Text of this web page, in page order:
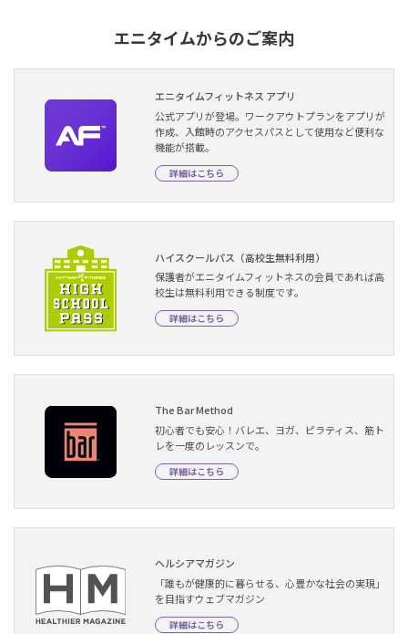
エニタイムからのご案内
エニタイムフィットネス アプリ
公式アプリが登場。ワークアウトプランをアプリが
作成、入館時のアクセスパスとして使用など便利な
機能が搭載。
詳細はこちら
ハイスクールパス（高校生無料利用）
保護者がエニタイムフィットネスの会員であれば高
校生は無料利用できる制度です。
詳細はこちら
The Bar Method
初心者でも安心！バレエ、ヨガ、ピラティス、筋ト
レを一度のレッスンで。
詳細はこちら
ヘルシアマガジン
「誰もが健康的に暮らせる、心豊かな社会の実現」
を目指すウェブマガジン
詳細はこちら